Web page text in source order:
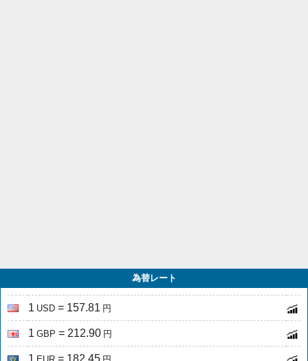
為替レート
1 USD = 157.81 円
1 GBP = 212.90 円
1 = 182.45